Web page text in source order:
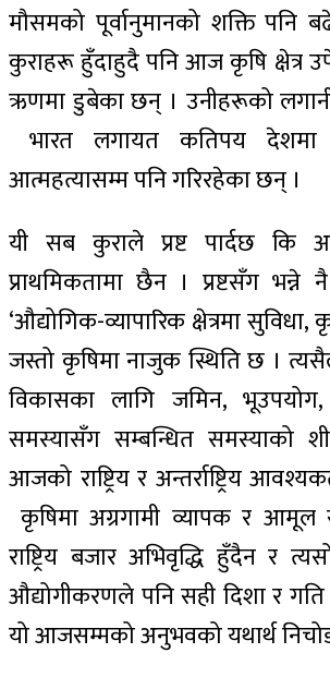
मौसमको पूर्वानुमानको शक्ति
कुराहरू हुँदाहुदै पनि आज कृषि क्षेत्र
ऋणमा डुबेका छन् । उनीहरूको
भारत लगायत कतिपय
आत्महत्यासम्म पनि गरिरहेका छन् ।
यी सब कुराले प्रष्ट पार्दछ कि
प्राथमिकतामा छैन । प्रष्टसँग
‘औद्योगिक-व्यापारिक क्षेत्रमा सुविधा,
जस्तो कृषिमा नाजुक स्थिति छ ।
विकासका लागि जमिन,
समस्यासँग सम्बन्धित समस्याको
आजको राष्ट्रिय र अन्तर्राष्ट्रिय
कृषिमा अग्रगामी व्यापक र आमूल
राष्ट्रिय बजार अभिवृद्धि हुँदैन र
औद्योगीकरणले पनि सही दिशा र गति
यो आजसम्मको अनुभवको यथार्थ